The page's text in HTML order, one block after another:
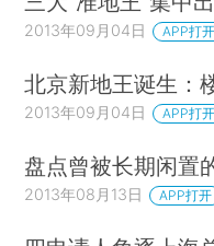
2013年09月04日 APP打开
北京新地王诞生：
2013年09月04日 APP打开
盘点曾被长期闲置
2013年08月13日 APP打开